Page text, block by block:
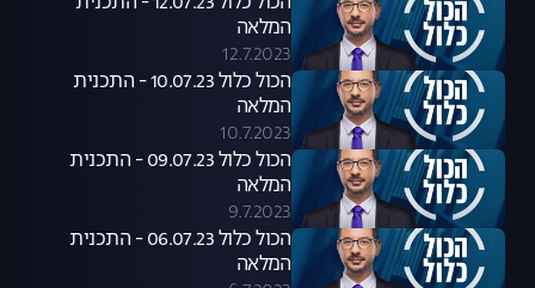
המלאה
12.7.2023
הכול כלול 10.07.23 - התכנית
המלאה
10.7.2023
הכול כלול 09.07.23 - התכנית
המלאה
9.7.2023
הכול כלול 06.07.23 - התכנית
המלאה